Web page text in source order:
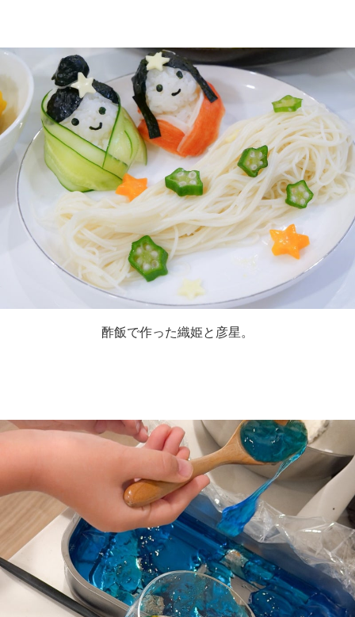
酢飯で作った織姫と彦星。